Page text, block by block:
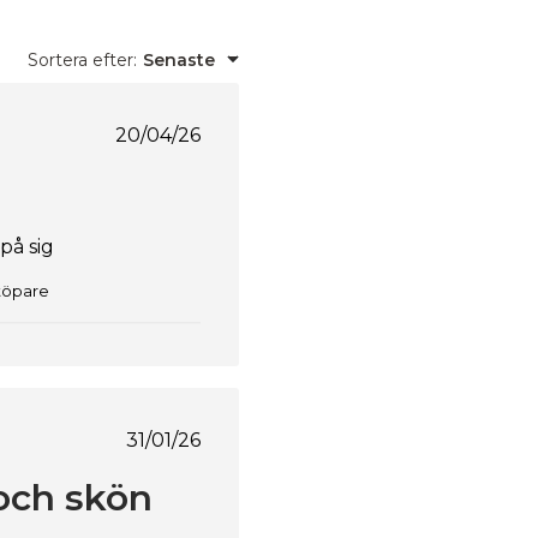
Sortera efter: Senaste
Publiceringsdatum
20/04/26
sig
Publiceringsdatum
31/01/26
skön